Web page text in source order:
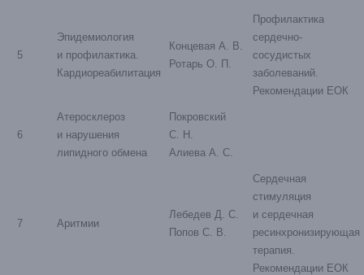
5
Эпидемиология
и профилактика.
Кардиореабилитация
Концевая А. В.
Ротарь О. П.
Профилактика
сердечно-
сосудистых
заболеваний.
Рекомендации ЕОК
6
Атеросклероз
и нарушения
липидного обмена
Покровский
С. Н.
Алиева А. С.
7 Аритмии
Лебедев Д. С.
Попов С. В.
Сердечная
стимуляция
и сердечная
ресинхронизирующая
терапия.
Рекомендации ЕОК